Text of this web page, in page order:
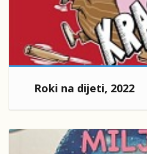
Roki na dijeti, 2022